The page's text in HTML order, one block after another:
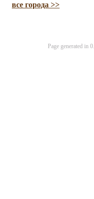
все города >>
Page generated in